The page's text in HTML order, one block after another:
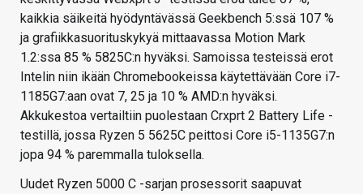
kaikkia säikeitä hyödyntävässä Geekbench 5:ssä 107 %
ja grafiikkasuorituskykyä mittaavassa Motion Mark
1.2:ssa 85 % 5825C:n hyväksi. Samoissa testeissä erot
Intelin niin ikään Chromebookeissa käytettävään Core i7-
1185G7:aan ovat 7, 25 ja 10 % AMD:n hyväksi.
Akkukestoa vertailtiin puolestaan Crxprt 2 Battery Life -
testillä, jossa Ryzen 5 5625C peittosi Core i5-1135G7:n
jopa 94 % paremmalla tuloksella.
Uudet Ryzen 5000 C -sarjan prosessorit saapuvat